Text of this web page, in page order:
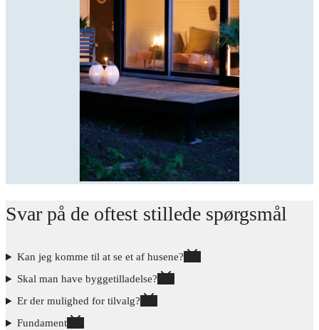
Svar på de oftest stillede spørgsmål
Kan jeg komme til at se et af husene?
Skal man have byggetilladelse?
Er der mulighed for tilvalg?
Fundament